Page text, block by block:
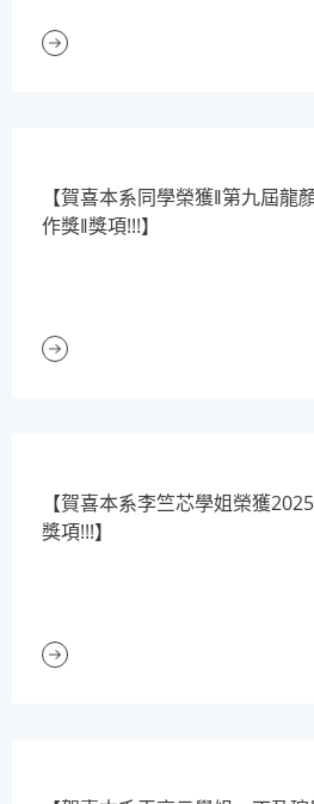
【賀喜本系同學榮獲‖第九屆龍
作獎‖獎項!!!】
【賀喜本系李竺芯學姐榮獲
獎項!!!】